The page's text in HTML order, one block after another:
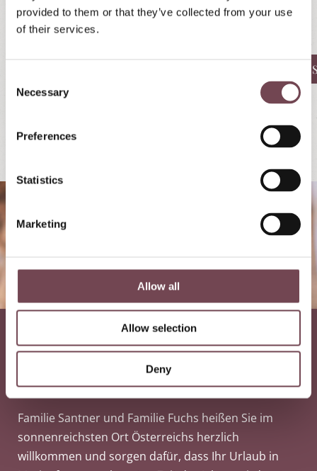
provided to them or that they’ve collected from your use
of their services.
t
Necessary
Preferences
Statistics
Marketing
Allow all
Allow selection
Deny
Ferienwohnungen Landhaus
Ihre Gastgeber.
Urlaub im Salzburgerland
Familie Santner und Familie Fuchs heißen Sie im
sonnenreichsten Ort Österreichs herzlich
willkommen und sorgen dafür, dass Ihr Urlaub in